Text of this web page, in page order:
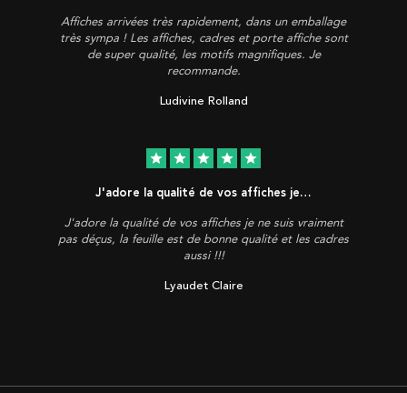
Affiches arrivées très rapidement, dans un emballage
très sympa ! Les affiches, cadres et porte affiche sont
de super qualité, les motifs magnifiques. Je
recommande.
Ludivine Rolland
star star star star star
J'adore la qualité de vos affiches je…
J'adore la qualité de vos affiches je ne suis vraiment
pas déçus, la feuille est de bonne qualité et les cadres
aussi !!!
Lyaudet Claire